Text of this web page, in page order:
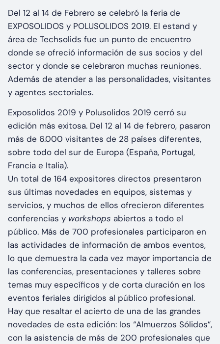
Del 12 al 14 de Febrero se celebró la feria de
EXPOSOLIDOS y POLUSOLIDOS 2019. El estand y
área de Techsolids fue un punto de encuentro
donde se ofreció información de sus socios y del
sector y donde se celebraron muchas reuniones.
Además de atender a las personalidades, visitantes
y agentes sectoriales.
Exposolidos 2019 y Polusolidos 2019 cerró su
edición más exitosa. Del 12 al 14 de febrero, pasaron
más de 6.000 visitantes de 28 países diferentes,
sobre todo del sur de Europa (España, Portugal,
Francia e Italia).
Un total de 164 expositores directos presentaron
sus últimas novedades en equipos, sistemas y
servicios, y muchos de ellos ofrecieron diferentes
conferencias y workshops abiertos a todo el
público. Más de 700 profesionales participaron en
las actividades de información de ambos eventos,
lo que demuestra la cada vez mayor importancia de
las conferencias, presentaciones y talleres sobre
temas muy específicos y de corta duración en los
eventos feriales dirigidos al público profesional.
Hay que resaltar el acierto de una de las grandes
novedades de esta edición: los “Almuerzos Sólidos”,
con la asistencia de más de 200 profesionales que